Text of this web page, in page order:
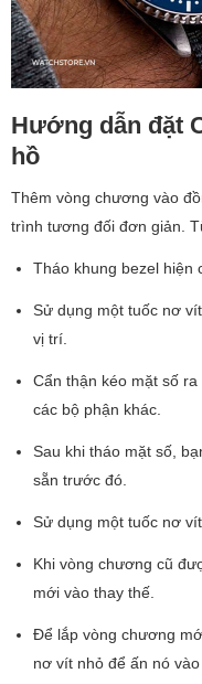
Hướng dẫn đặt
hồ
Thêm vòng chương vào
trình tương đối đơn giản.
Tháo khung bezel hiện
Sử dụng một tuốc nơ
vị trí.
Cẩn thận kéo mặt số
các bộ phận khác.
Sau khi tháo mặt số,
sẵn trước đó.
Sử dụng một tuốc nơ
Khi vòng chương cũ
mới vào thay thế.
Để lắp vòng chương
nơ vít nhỏ để ấn nó vào